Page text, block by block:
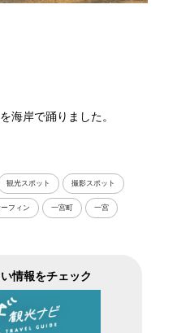
海岸で踊りました。
観光スポット 撮影スポット
フィン 一宮町 一宮
情報をチェック